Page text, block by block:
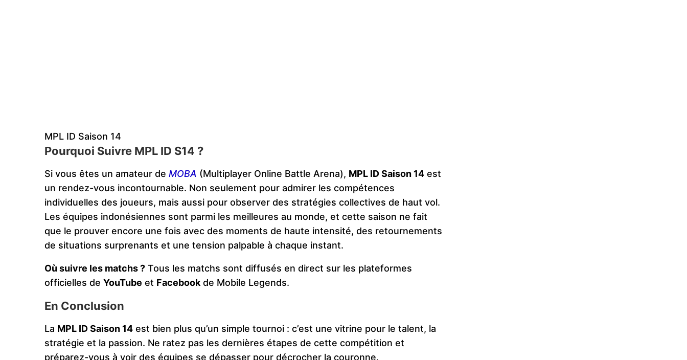
MPL ID Saison 14
Pourquoi Suivre MPL ID S14 ?
Si vous êtes un amateur de MOBA (Multiplayer Online Battle Arena), MPL ID Saison 14 est
un rendez-vous incontournable. Non seulement pour admirer les compétences
individuelles des joueurs, mais aussi pour observer des stratégies collectives de haut vol.
Les équipes indonésiennes sont parmi les meilleures au monde, et cette saison ne fait
que le prouver encore une fois avec des moments de haute intensité, des retournements
de situations surprenants et une tension palpable à chaque instant.
Où suivre les matchs ? Tous les matchs sont diffusés en direct sur les plateformes
officielles de YouTube et Facebookde Mobile Legends​.
En Conclusion
La MPL ID Saison 14 est bien plus qu’un simple tournoi : c’est une vitrine pour le talent, la
stratégie et la passion. Ne ratez pas les dernières étapes de cette compétition et
préparez-vous à voir des équipes se dépasser pour décrocher la couronne.